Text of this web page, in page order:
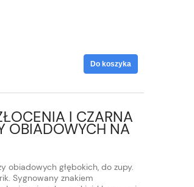
Do koszyka
I CZARNA
OBIADOWYCH NA
obiadowych głębokich, do zupy.
Sygnowany znakiem